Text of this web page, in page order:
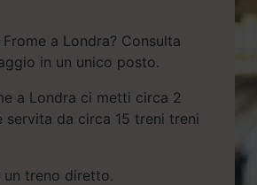
a Londra? Consulta
in un unico posto.
a Londra ci metti circa 2
da circa 15 treni treni
un treno diretto.